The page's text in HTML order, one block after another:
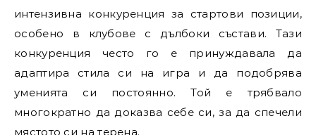
интензивна конкуренция за стартови позиции,
особено в клубове с дълбоки състави. Тази
конкуренция често го е принуждавала да
адаптира стила си на игра и да подобрява
уменията си постоянно. Той е трябвало
многократно да доказва себе си, за да спечели
мястото си на терена.